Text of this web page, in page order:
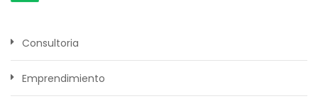
Consultoria
Emprendimiento